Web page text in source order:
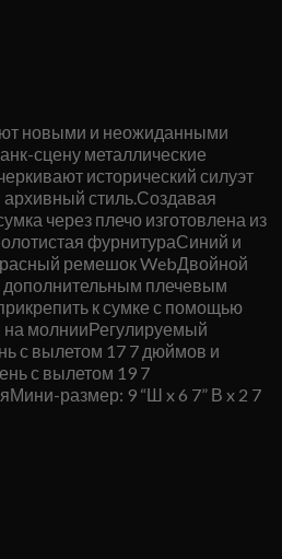
новыми и неожиданными
сцену металлические
исторический силуэт
стиль.Создавая
через плечо изготовлена ​​из
фурнитураСиний и
ремешок WebДвойной
дополнительным плечевым
к сумке с помощью
на молнииРегулируемый
с вылетом 17 7 дюймов и
с вылетом 19 7
размер: 9 “Ш x 6 7” В x 2 7